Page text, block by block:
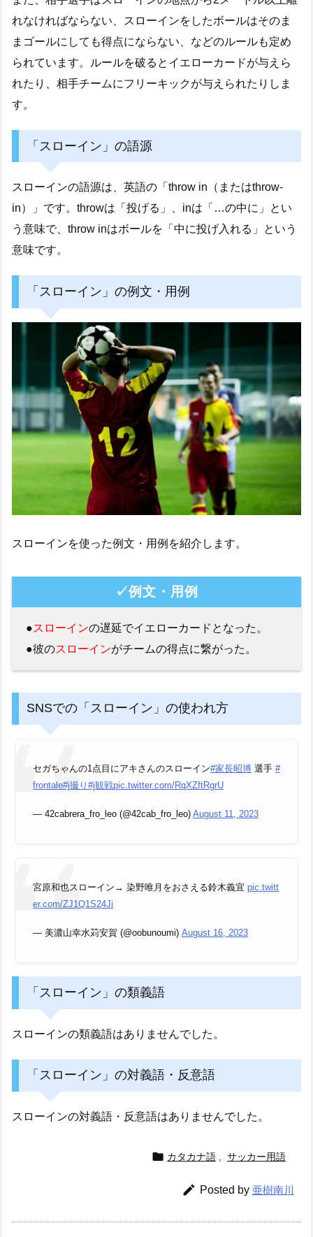
れなければならない、スローインをしたボールはそのま
まゴールにしても得点にならない、などのルールも定め
られています。ルールを破るとイエローカードが与えら
れたり、相手チームにフリーキックが与えられたりしま
す。
「スローイン」の語源
スローインの語源は、英語の「throw in（またはthrow-
in）」です。throwは「投げる」、inは「…の中に」とい
う意味で、throw inはボールを「中に投げ入れる」という
意味です。
「スローイン」の例文・用例
スローインを使った例文・用例を紹介します。
✓例文・用例
●スローインの遅延でイエローカードとなった。
●彼のスローインがチームの得点に繋がった。
SNSでの「スローイン」の使われ方
セガちゃんの1点目にアキさんのスローイン#家長昭博 選手 #
frontale#j撮り #j観戦pic.twitter.com/RqXZftRgrU
— 42cabrera_fro_leo (@42cab_fro_leo) August 11, 2023
宮原和也スローイン→ 染野唯月をおさえる鈴木義宜 pic.twitt
er.com/ZJ1Q1S24Ji
— 美濃山幸水苅安賀 (@oobunoumi) August 16, 2023
「スローイン」の類義語
スローインの類義語はありませんでした。
「スローイン」の対義語・反意語
スローインの対義語・反意語はありませんでした。
 カタカナ語 サッカー用語
 Posted by 亜樹南川